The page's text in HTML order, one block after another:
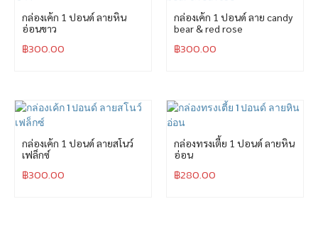
กล่องเค้ก 1 ปอนด์ ลายหิน
อ่อนขาว
฿300.00
กล่องเค้ก 1 ปอนด์ ลาย candy
bear & red rose
฿300.00
กล่องเค้ก 1 ปอนด์ ลายสโนว์
เฟล็กซ์
฿300.00
กล่องทรงเตี้ย 1 ปอนด์ ลายหิน
อ่อน
฿280.00